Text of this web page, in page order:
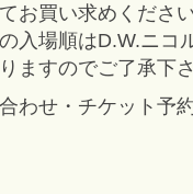
てお買い求めくださ
入場順はD.W.ニ
ますのでご了承下
わせ・チケット